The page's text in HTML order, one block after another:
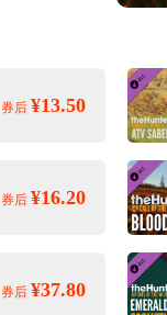
券后 ¥13.50
券后 ¥16.20
券后 ¥37.80